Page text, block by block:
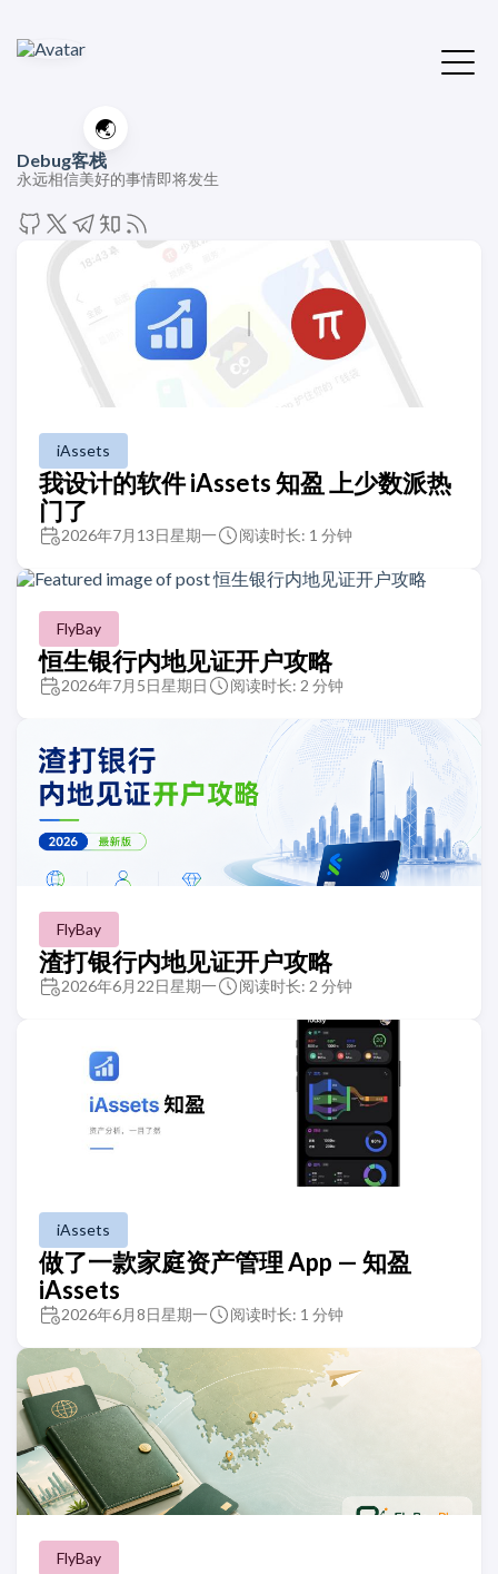
🌏
Debug客栈
永远相信美好的事情即将发生
iAssets
我设计的软件 iAssets 知盈 上少数派热
门了
2026年7月13日星期一 阅读时长: 1 分钟
FlyBay
恒生银行内地见证开户攻略
2026年7月5日星期日 阅读时长: 2 分钟
FlyBay
渣打银行内地见证开户攻略
2026年6月22日星期一 阅读时长: 2 分钟
iAssets
做了一款家庭资产管理 App — 知盈
iAssets
2026年6月8日星期一 阅读时长: 1 分钟
FlyBay